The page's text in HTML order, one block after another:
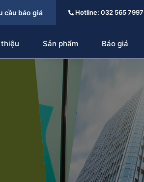
cầu báo giá Hotline: 032 565 7997
Sản phẩm Báo giá